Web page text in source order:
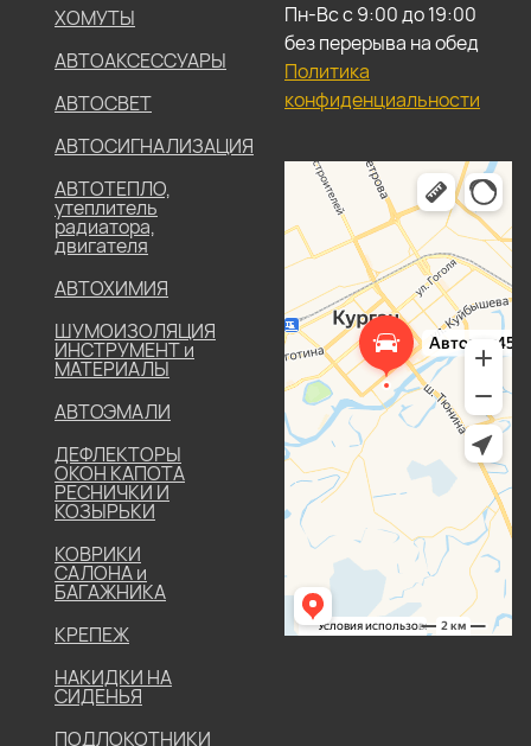
ХОМУТЫ
АВТОАКСЕССУАРЫ
АВТОСВЕТ
АВТОСИГНАЛИЗАЦИЯ
АВТОТЕПЛО,
утеплитель
радиатора,
двигателя
АВТОХИМИЯ
ШУМОИЗОЛЯЦИЯ
ИНСТРУМЕНТ и
МАТЕРИАЛЫ
АВТОЭМАЛИ
ДЕФЛЕКТОРЫ
ОКОН КАПОТА
РЕСНИЧКИ И
КОЗЫРЬКИ
КОВРИКИ
САЛОНА и
БАГАЖНИКА
КРЕПЕЖ
НАКИДКИ НА
СИДЕНЬЯ
ПОДЛОКОТНИКИ
Пн-Вс с 9:00 до 19:00
без перерыва на обед
Политика
конфиденциальности